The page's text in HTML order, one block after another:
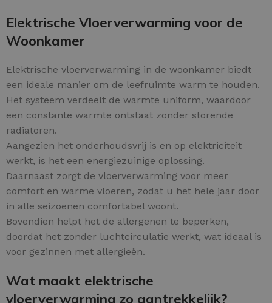
Elektrische Vloerverwarming voor de
Woonkamer
Elektrische vloerverwarming in de woonkamer biedt
een ideale manier om de leefruimte warm te houden.
Het systeem verdeelt de warmte uniform, waardoor
een constante warmte ontstaat zonder storende
radiatoren.
Aangezien het onderhoudsvrij is en op elektriciteit
werkt, is het een energiezuinige oplossing.
Daarnaast zorgt de vloerverwarming voor meer
comfort en warme vloeren, zodat u het hele jaar door
in alle seizoenen comfortabel woont.
Bovendien helpt het de allergenen te beperken,
doordat het zonder luchtcirculatie werkt, wat ideaal is
voor gezinnen met allergieën.
Wat maakt elektrische
vloerverwarming zo aantrekkelijk?